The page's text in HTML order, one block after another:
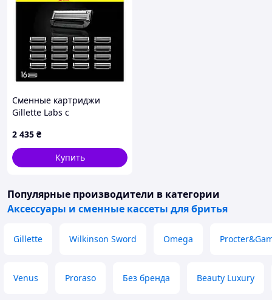
Сменные картриджи
Gillette Labs с
полоской (16 шт) 03364
2 435 ₴
Купить
Популярные производители в категории
Аксессуары и сменные кассеты для бритья
Gillette Wilkinson Sword Omega
Venus Proraso Без бренда Beauty Luxury